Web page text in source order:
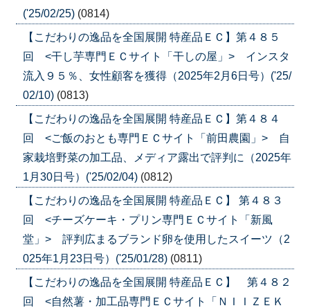
('25/02/25) (0814)
【こだわりの逸品を全国展開 特産品ＥＣ】第４８５
回 <干し芋専門ＥＣサイト「干しの屋」> インスタ
流入９５％、女性顧客を獲得（2025年2月6日号）('25/
02/10) (0813)
【こだわりの逸品を全国展開 特産品ＥＣ】第４８４
回 <ご飯のおとも専門ＥＣサイト「前田農園」> 自
家栽培野菜の加工品、メディア露出で評判に（2025年
1月30日号）('25/02/04) (0812)
【こだわりの逸品を全国展開 特産品ＥＣ】 第４８３
回 <チーズケーキ・プリン専門ＥＣサイト「新風
堂」> 評判広まるブランド卵を使用したスイーツ（2
025年1月23日号）('25/01/28) (0811)
【こだわりの逸品を全国展開 特産品ＥＣ】 第４８２
回 <自然薯・加工品専門ＥＣサイト「ＮＩＩＺＥＫ